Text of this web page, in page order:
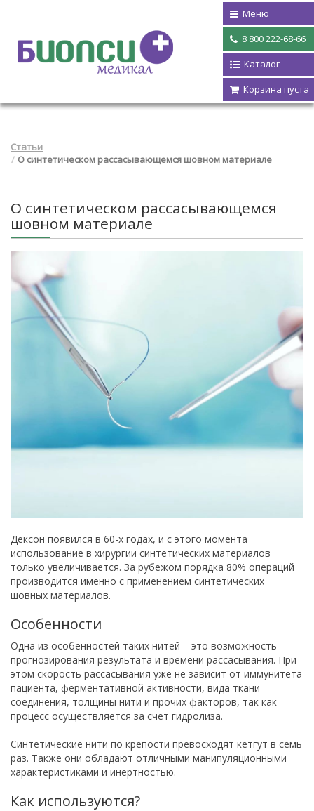
Меню
8 800 222-68-66
Каталог
Корзина пуста
Статьи
О синтетическом рассасывающемся шовном материале
О синтетическом рассасывающемся
шовном материале
Дексон появился в 60-х годах, и с этого момента
использование в хирургии синтетических материалов
только увеличивается. За рубежом порядка 80% операций
производится именно с применением синтетических
шовных материалов.
Особенности
Одна из особенностей таких нитей – это возможность
прогнозирования результата и времени рассасывания. При
этом скорость рассасывания уже не зависит от иммунитета
пациента, ферментативной активности, вида ткани
соединения, толщины нити и прочих факторов, так как
процесс осуществляется за счет гидролиза.
Синтетические нити по крепости превосходят кетгут в семь
раз. Также они обладают отличными манипуляционными
характеристиками и инертностью.
Как используются?